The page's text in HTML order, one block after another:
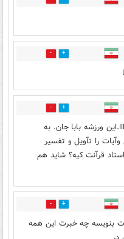
5
7
ورزشه بابا جان. به
را تآویل و تفسیر
قرآنت کیه؟ شاید هم
9
بنویسه چه خبرت این همه